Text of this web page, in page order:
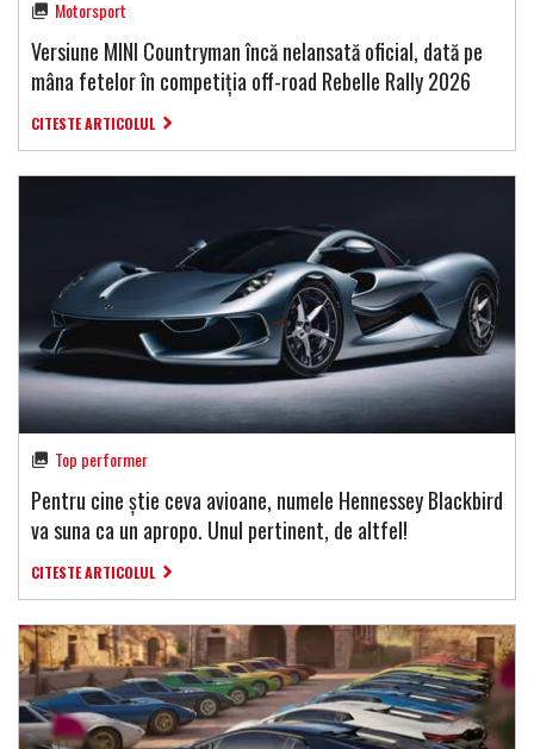
Motorsport
Versiune MINI Countryman încă nelansată oficial, dată pe
mâna fetelor în competiția off-road Rebelle Rally 2026
CITESTE ARTICOLUL
Top performer
Pentru cine știe ceva avioane, numele Hennessey Blackbird
va suna ca un apropo. Unul pertinent, de altfel!
CITESTE ARTICOLUL